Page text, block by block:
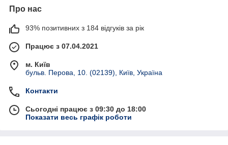
Про нас
93% позитивних з 184 відгуків за рік
Працює з 07.04.2021
м. Київ
бульв. Перова, 10. (02139), Київ, Україна
Контакти
Сьогодні працює з 09:30 до 18:00
Показати весь графік роботи